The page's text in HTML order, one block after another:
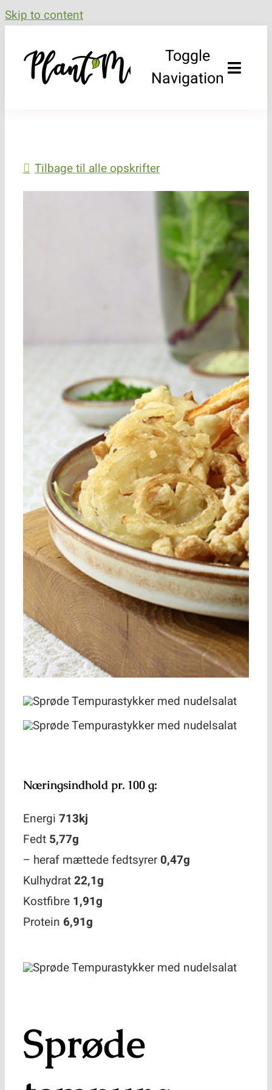
Skip to content
Toggle
Navigation
Råvarer og kvalitet
Opskrifter
Forhandlere
Om os
Kontakt
Tilbage til alle opskrifter
Næringsindhold pr. 100 g:
Energi 713kj
Fedt 5,77g
– heraf mættede fedtsyrer0,47g
Kulhydrat22,1g
Kostfibre 1,91g
Protein 6,91g
Sprøde